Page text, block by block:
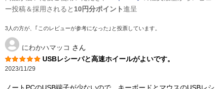
ー投稿＆採用されると 10円分ポイント進呈
3人の方が、｢このレビューが参考になった｣と投票しています。
にわかハマッコ さん
USBレシーバと高速ホイールがよいです。
2023/11/29